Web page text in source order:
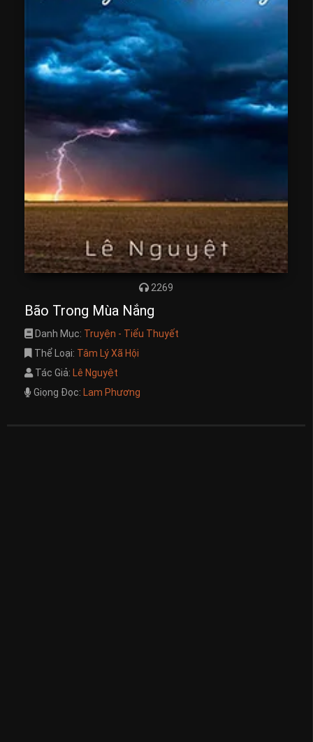
2269
Bão Trong Mùa Nắng
Danh Mục: Truyện - Tiểu Thuyết
Thể Loại: Tâm Lý Xã Hội
Tác Giả: Lê Nguyệt
Giọng Đọc: Lam Phương